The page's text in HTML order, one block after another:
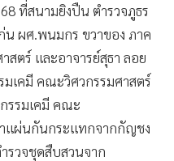
ที่สนามยิงปืน ตำรวจภูธร
น ผศ.พนมกร ขวาของ ภาค
สตร์ และอาจารย์สุธา ลอย
มเคมี คณะวิศวกรรมศาสตร์
รรมเคมี คณะ
แผ่นกันกระแทกจากกัญชง
รวจชุดสืบสวนจาก